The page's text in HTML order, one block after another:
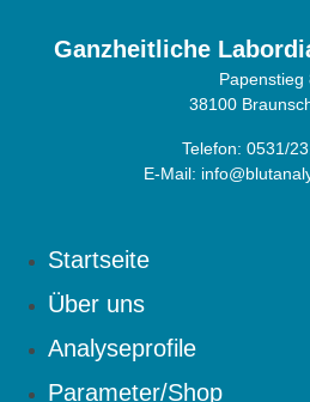
Ganzheitliche
Papenstieg
38100
Telefon: 0531/
E-Mail:
Startseite
Über uns
Analyseprofile
Parameter/Shop